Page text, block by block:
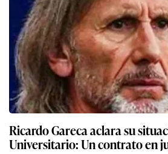
Ricardo Gareca aclara su
Universitario: Un contrato en